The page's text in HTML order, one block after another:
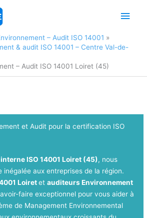
– Audit ISO 14001
& audit ISO 14001 – Centre Val-de-
– Audit ISO 14001 Loiret (45)
et Audit pour la certification ISO
ISO 14001 Loiret (45), nous
inégalée aux entreprises de la région.
Loiretetauditeurs Environnement
faire exceptionnel pour vous aider à
de Management Environnemental